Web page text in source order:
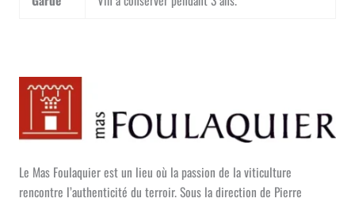
Le Mas Foulaquier est un lieu où la passion de la viticulture
rencontre l’authenticité du terroir. Sous la direction de Pierre